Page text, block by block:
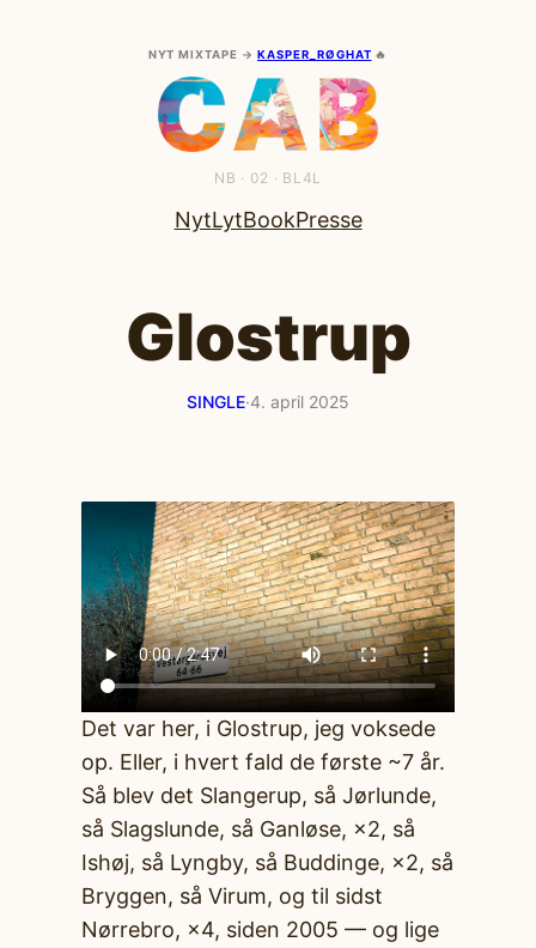
NYT MIXTAPE →KASPER_RØGHAT 🔥
NB · 02 · BL4L
NytLytBookPresse
Glostrup
SINGLE·4. april 2025
Det var her, i Glostrup, jeg voksede
op. Eller, i hvert fald de første ~7 år.
Så blev det Slangerup, så Jørlunde,
så Slagslunde, så Ganløse, ×2, så
Ishøj, så Lyngby, så Buddinge, ×2, så
Bryggen, så Virum, og til sidst
Nørrebro, ×4, siden 2005 — og lige